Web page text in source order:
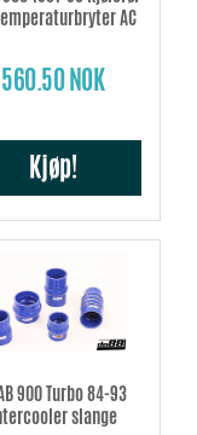
AC
560.50 NOK
Kjøp!
900 Turbo 84-93
slange